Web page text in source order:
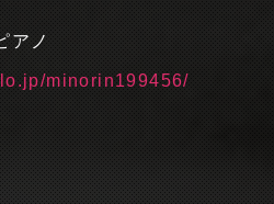
アノ
minorin199456/